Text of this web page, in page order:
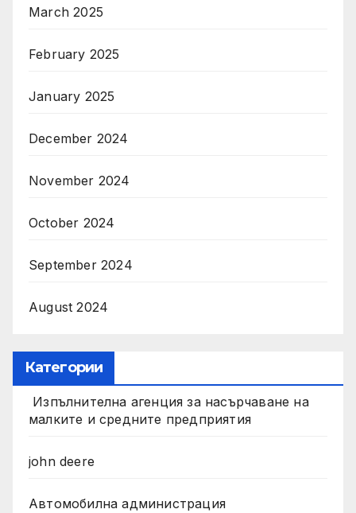
March 2025
February 2025
January 2025
December 2024
November 2024
October 2024
September 2024
August 2024
Категории
Изпълнителна агенция за насърчаване на
малките и средните предприятия
john deere
Автомобилна администрация